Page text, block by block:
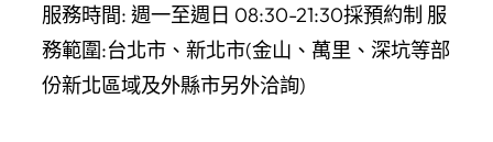
服務時間: 週一至週日 08:30-21:30採預約制 服
務範圍:台北市、新北市(金山、萬里、深坑等部
份新北區域及外縣市另外洽詢)